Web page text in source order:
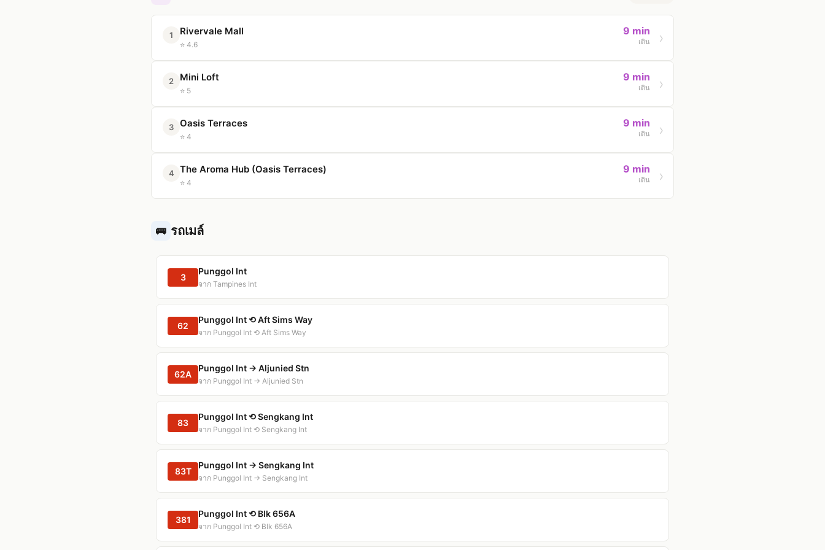
1 Rivervale Mall
⭐ 4.6
9 min
เดิน
2 Mini Loft
⭐ 5
9 min
เดิน
3 Oasis Terraces
⭐ 4
9 min
เดิน
4 The Aroma Hub (Oasis Terraces)
⭐ 4
9 min
เดิน
🚌 รถเมล์
3
Punggol Int
จาก Tampines Int
62
Punggol Int ⟲ Aft Sims Way
จาก Punggol Int ⟲ Aft Sims Way
62A
Punggol Int → Aljunied Stn
จาก Punggol Int → Aljunied Stn
83
Punggol Int ⟲ Sengkang Int
จาก Punggol Int ⟲ Sengkang Int
83T
Punggol Int → Sengkang Int
จาก Punggol Int → Sengkang Int
381
Punggol Int ⟲ Blk 656A
จาก Punggol Int ⟲ Blk 656A